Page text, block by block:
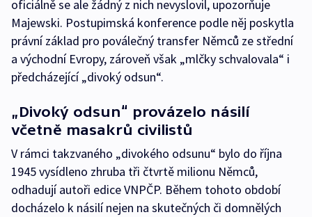
oficiálně se ale žádný z nich nevyslovil, upozorňuje
Majewski. Postupimská konference podle něj poskytla
právní základ pro poválečný transfer Němců ze střední
a východní Evropy, zároveň však „mlčky schvalovala“ i
předcházející „divoký odsun“.
„Divoký odsun“ provázelo násilí
včetně masakrů civilistů
V rámci takzvaného „divokého odsunu“ bylo do října
1945 vysídleno zhruba tři čtvrtě milionu Němců,
odhadují autoři edice VNPČP. Během tohoto období
docházelo k násilí nejen na skutečných či domnělých